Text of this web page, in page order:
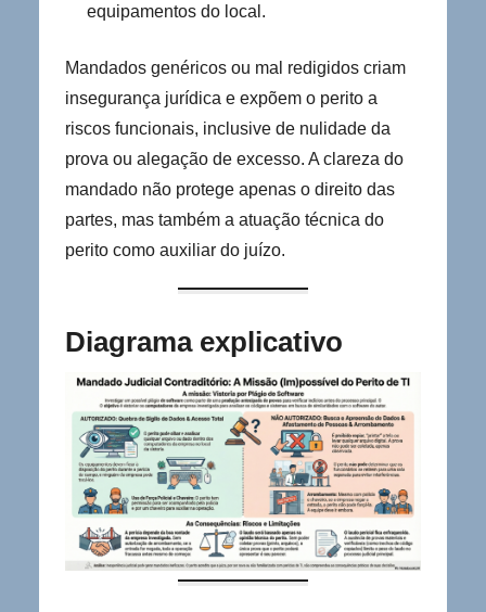
equipamentos do local.
Mandados genéricos ou mal redigidos criam
insegurança jurídica e expõem o perito a
riscos funcionais, inclusive de nulidade da
prova ou alegação de excesso. A clareza do
mandado não protege apenas o direito das
partes, mas também a atuação técnica do
perito como auxiliar do juízo.
Diagrama explicativo